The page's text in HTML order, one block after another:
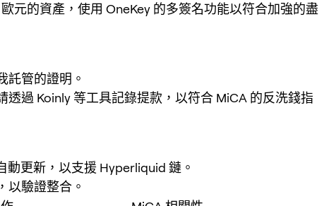
元的資產，使用 OneKey 的多簽名功能以符合加強的盡
託管的證明。
透過 Koinly 等工具記錄提款，以符合 MiCA 的反洗錢指
動更新，以支援 Hyperliquid 鏈。
以驗證整合。